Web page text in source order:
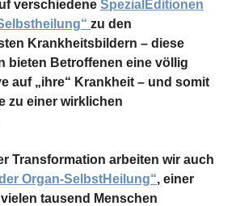
verschiedene SpezialEditionen
zu den
Krankheitsbildern – diese
bieten Betroffenen eine völlig
auf „ihre“ Krankheit – und somit
zu einer wirklichen
Transformation arbeiten wir auch
Organ-SelbstHeilung“, einer
tausend Menschen